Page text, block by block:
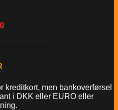
kreditkort, men bankoverførsel
i DKK eller EURO eller